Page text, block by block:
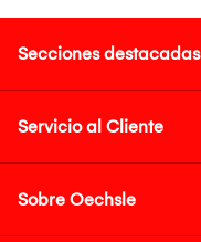
Secciones destacadas
Servicio al Cliente
Sobre Oechsle